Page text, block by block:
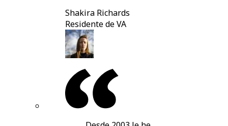
Shakira Richards
Residente de VA